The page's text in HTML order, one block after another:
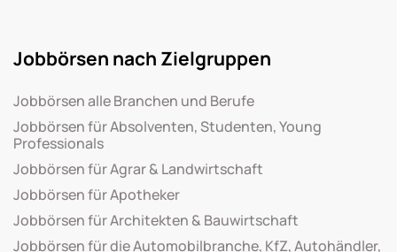
Jobbörsen nach Zielgruppen
Jobbörsen alle Branchen und Berufe
Jobbörsen für Absolventen, Studenten, Young
Professionals
Jobbörsen für Agrar & Landwirtschaft
Jobbörsen für Apotheker
Jobbörsen für Architekten & Bauwirtschaft
Jobbörsen für die Automobilbranche, KfZ, Autohändler,